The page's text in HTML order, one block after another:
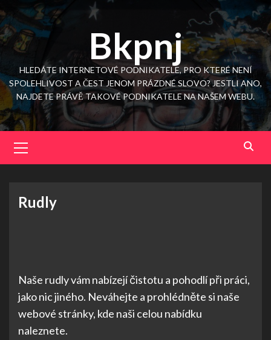
to
content
Bkpnj
HLEDÁTE INTERNETOVÉ PODNIKATELE, PRO KTERÉ NENÍ
SPOLEHLIVOST A ČEST JENOM PRÁZDNÉ SLOVO? JESTLI ANO,
NAJDETE PRÁVĚ TAKOVÉ PODNIKATELE NA NAŠEM WEBU.
Menu
Rudly
Naše rudly vám nabízejí čistotu a pohodlí při práci,
jako nic jiného. Neváhejte a prohlédněte si naše
webové stránky, kde naši celou nabídku
naleznete.